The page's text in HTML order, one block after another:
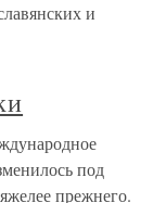
и
под
прежнего.